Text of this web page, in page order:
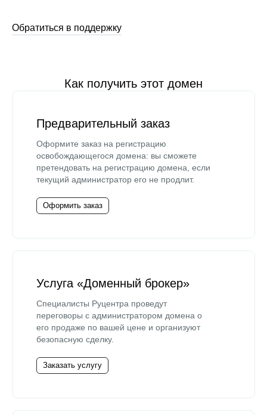
Обратиться в поддержку
Как получить этот домен
Предварительный заказ
Оформите заказ на регистрацию
освобождающегося домена: вы сможете
претендовать на регистрацию домена, если
текущий администратор его не продлит.
Оформить заказ
Услуга «Доменный брокер»
Специалисты Руцентра проведут
переговоры с администратором домена о
его продаже по вашей цене и организуют
безопасную сделку.
Заказать услугу